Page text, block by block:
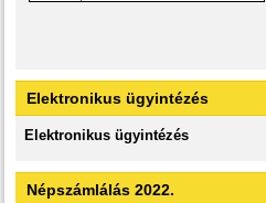
Elektronikus ügyintézés
Elektronikus ügyintézés
Népszámlálás 2022.